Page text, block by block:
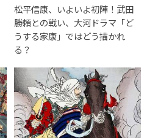
松平信康、いよいよ初陣！武田
勝頼との戦い、大河ドラマ「ど
うする家康」ではどう描かれ
る？